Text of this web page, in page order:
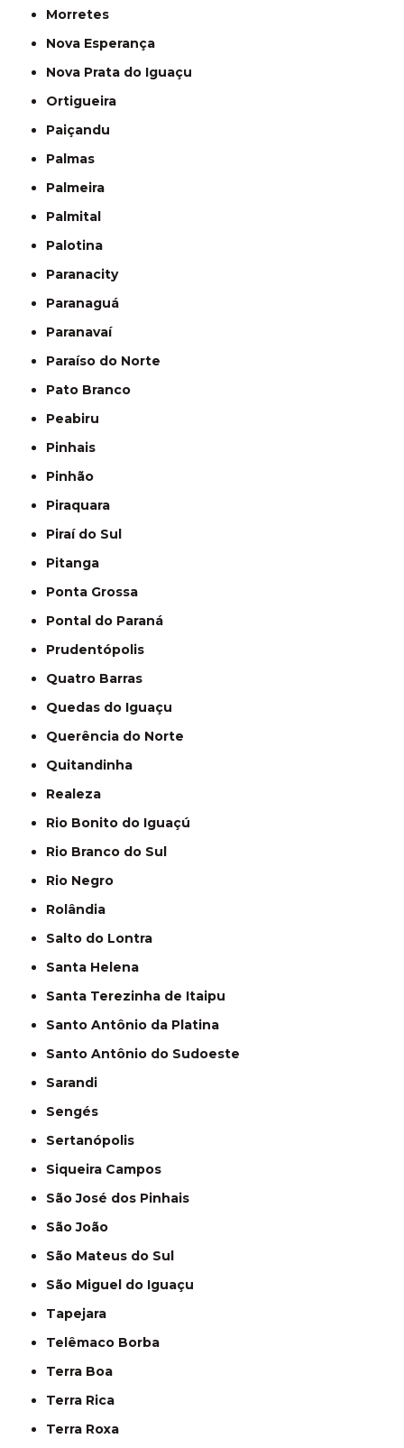
Morretes
Nova Esperança
Nova Prata do Iguaçu
Ortigueira
Paiçandu
Palmas
Palmeira
Palmital
Palotina
Paranacity
Paranaguá
Paranavaí
Paraíso do Norte
Pato Branco
Peabiru
Pinhais
Pinhão
Piraquara
Piraí do Sul
Pitanga
Ponta Grossa
Pontal do Paraná
Prudentópolis
Quatro Barras
Quedas do Iguaçu
Querência do Norte
Quitandinha
Realeza
Rio Bonito do Iguaçú
Rio Branco do Sul
Rio Negro
Rolândia
Salto do Lontra
Santa Helena
Santa Terezinha de Itaipu
Santo Antônio da Platina
Santo Antônio do Sudoeste
Sarandi
Sengés
Sertanópolis
Siqueira Campos
São José dos Pinhais
São João
São Mateus do Sul
São Miguel do Iguaçu
Tapejara
Telêmaco Borba
Terra Boa
Terra Rica
Terra Roxa